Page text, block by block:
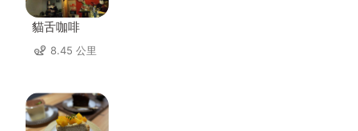
貓舌咖啡
8.45 公里